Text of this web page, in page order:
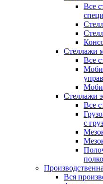
Все
Стеллажи
Все
Стеллажи
Все
с
Вся